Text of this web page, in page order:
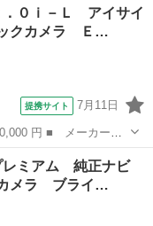
ＷＤ ＡＬＰＩＮＥ
．０ｉ－Ｌ アイサイ
クカメラ Ｅ…
提携サイト 7月11日
レード名： ２．０
カメラ ＥＴＣ アダ
レミアム 純正ナビ
メラ ブライ…